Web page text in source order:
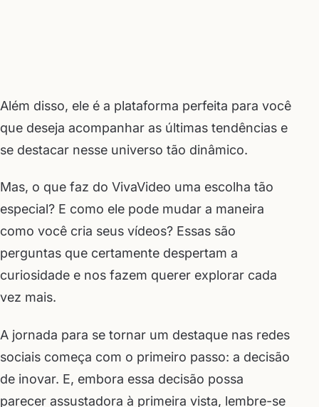
Além disso, ele é a plataforma perfeita para você
que deseja acompanhar as últimas tendências e
se destacar nesse universo tão dinâmico.
Mas, o que faz do VivaVideo uma escolha tão
especial? E como ele pode mudar a maneira
como você cria seus vídeos? Essas são
perguntas que certamente despertam a
curiosidade e nos fazem querer explorar cada
vez mais.
A jornada para se tornar um destaque nas redes
sociais começa com o primeiro passo: a decisão
de inovar. E, embora essa decisão possa
parecer assustadora à primeira vista, lembre-se